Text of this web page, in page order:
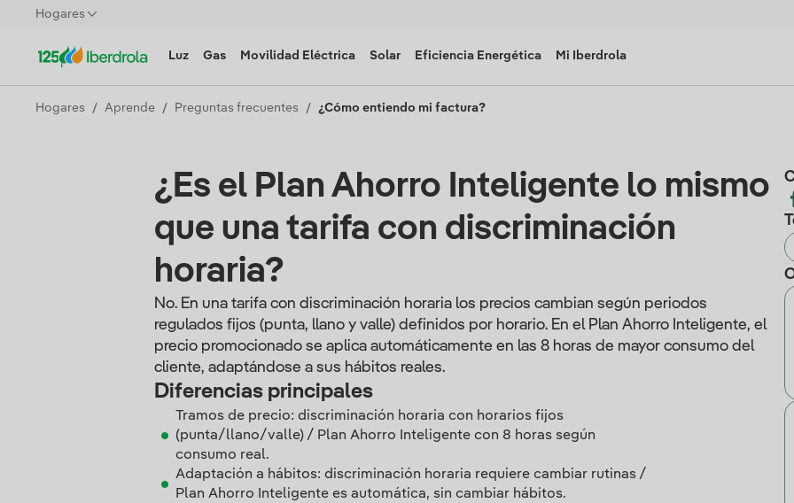
Hogares
Luz Gas Movilidad Eléctrica Solar Eficiencia Energética Mi Iberdrola
Hogares Aprende Preguntas frecuentes ¿Cómo entiendo mi factura?
¿Es el Plan Ahorro Inteligente lo mismo
que una tarifa con discriminación
horaria?
No. En una tarifa con discriminación horaria los precios cambian según periodos
regulados fijos (punta, llano y valle) definidos por horario. En el Plan Ahorro Inteligente, el
precio promocionado se aplica automáticamente en las 8 horas de mayor consumo del
cliente, adaptándose a sus hábitos reales.
Diferencias principales
Tramos de precio: discriminación horaria con horarios fijos
(punta/llano/valle) / Plan Ahorro Inteligente con 8 horas según
consumo real.
Adaptación a hábitos: discriminación horaria requiere cambiar rutinas /
Plan Ahorro Inteligente es automática, sin cambiar hábitos.